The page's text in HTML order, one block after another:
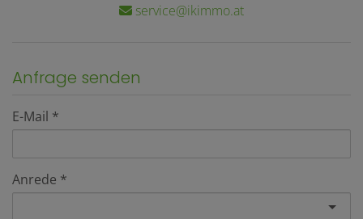
service@ikimmo.at
Anfrage senden
E-Mail
Anrede